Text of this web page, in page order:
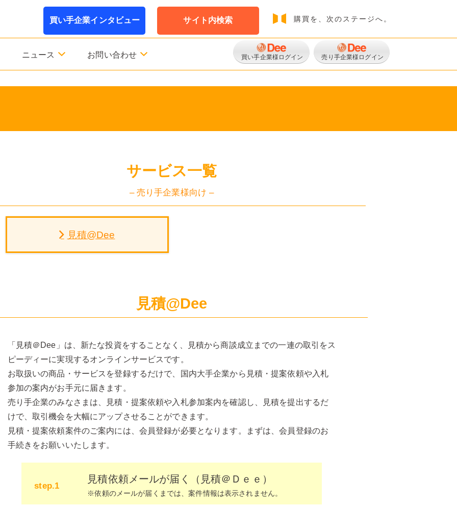
購買を、次のステージへ。
サイト内検索
買い手企業インタビュー
ニュース お問い合わせ 売り手企業様ログイン
買い手企業様ログイン
サービス一覧
– 売り手企業様向け –
見積@Dee
見積@Dee
「見積＠Dee」は、新たな投資をすることなく、見積から商談成立までの一連の取引をス
ピーディーに実現するオンラインサービスです。
お取扱いの商品・サービスを登録するだけで、国内大手企業から見積・提案依頼や入札
参加の案内がお手元に届きます。
売り手企業のみなさまは、見積・提案依頼や入札参加案内を確認し、見積を提出するだ
けで、取引機会を大幅にアップさせることができます。
見積・提案依頼案件のご案内には、会員登録が必要となります。まずは、会員登録のお
手続きをお願いいたします。
step.1
見積依頼メールが届く（見積＠Ｄｅｅ）​
※依頼のメールが届くまでは、案件情報は表示されません。